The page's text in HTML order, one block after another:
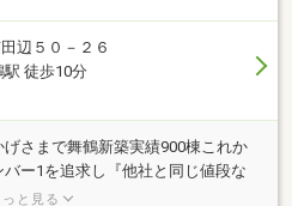
辺５０－２６
駅 徒歩10分
さまで舞鶴新築実績900棟これか
ー1を追求し『他社と同じ値段な
じものならよりお安くお値打ち商
っと見る